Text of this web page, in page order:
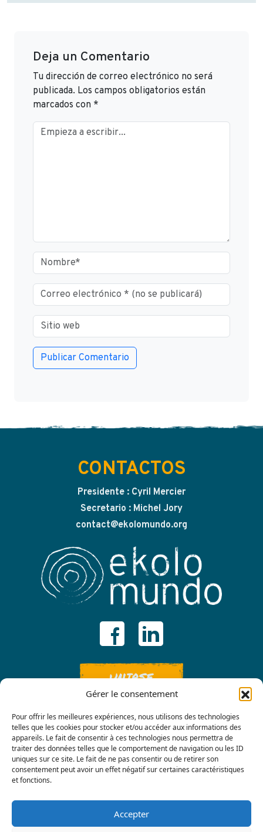
Gérer le consentement
Pour offrir les meilleures expériences, nous utilisons des technologies
telles que les cookies pour stocker et/ou accéder aux informations des
appareils. Le fait de consentir à ces technologies nous permettra de
traiter des données telles que le comportement de navigation ou les ID
uniques sur ce site. Le fait de ne pas consentir ou de retirer son
consentement peut avoir un effet négatif sur certaines caractéristiques
et fonctions.
Accepter
Deja un Comentario
Tu dirección de correo electrónico no será
publicada. Los campos obligatorios están
marcados con *
CONTACTOS
Presidente : Cyril Mercier
Secretario : Michel Jory
contact@ekolomundo.org
UNIRSE
Contáctenos